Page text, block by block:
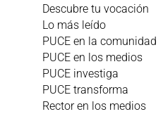
Descubre tu vocación
Lo más leído
PUCE en la comunidad
PUCE en los medios
PUCE investiga
PUCE transforma
Rector en los medios